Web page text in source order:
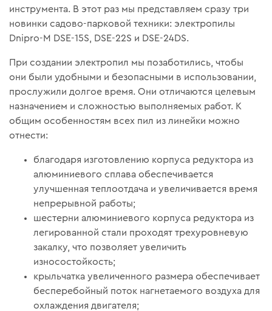
инструмента. В этот раз мы представляем сразу три
новинки садово-парковой техники: электропилы
Dnipro-M DSE-15S, DSE-22S и DSE-24DS.
При создании электропил мы позаботились, чтобы
они были удобными и безопасными в использовании,
прослужили долгое время. Они отличаются целевым
назначением и сложностью выполняемых работ. К
общим особенностям всех пил из линейки можно
отнести:
благодаря изготовлению корпуса редуктора из
алюминиевого сплава обеспечивается
улучшенная теплоотдача и увеличивается время
непрерывной работы;
шестерни алюминиевого корпуса редуктора из
легированной стали проходят трехуровневую
закалку, что позволяет увеличить
износостойкость;
крыльчатка увеличенного размера обеспечивает
бесперебойный поток нагнетаемого воздуха для
охлаждения двигателя;